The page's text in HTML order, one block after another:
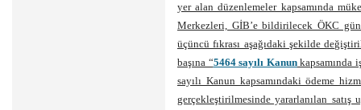
yer alan düzenlemeler kapsamında
Merkezleri, GİB’e bildirilecek ÖKC
üçüncü fıkrası aşağıdaki şekilde
başına “5464 sayılı Kanunkapsamında
sayılı Kanun kapsamındaki ödeme
gerçekleştirilmesinde yararlanılan satış